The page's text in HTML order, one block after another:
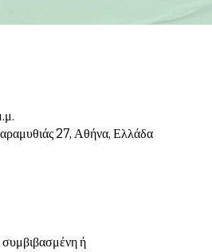
27, Αθήνα, Ελλάδα
συμβιβασμένη ή